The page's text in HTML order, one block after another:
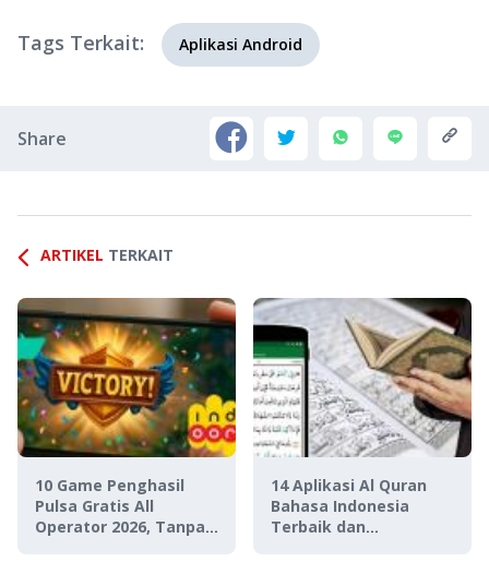
Tags Terkait: Aplikasi Android
Share
ARTIKEL TERKAIT
10 Game Penghasil
Pulsa Gratis All
Operator 2026, Tanpa
14 Aplikasi Al Quran
Bahasa Indonesia
Terbaik dan